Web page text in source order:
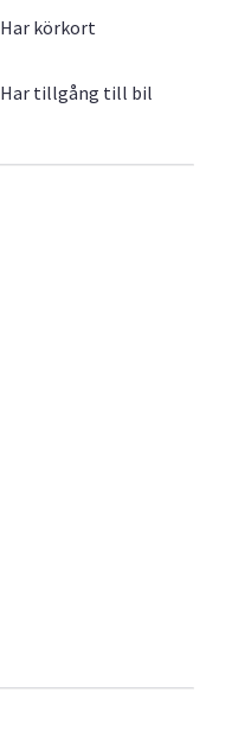
Har körkort
Har tillgång till bil